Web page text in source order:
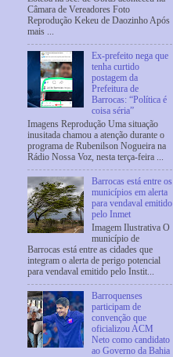
Câmara de Vereadores Foto
Reprodução Kekeu de Daozinho Após
mais ...
Ex-prefeito nega que
tenha curtido
postagem da
Prefeitura de
Barrocas: “Política é
coisa séria”
Imagens Reprodução Uma situação
inusitada chamou a atenção durante o
programa de Rubenilson Nogueira na
Rádio Nossa Voz, nesta terça-feira ...
Barrocas está entre os
municípios em alerta
para vendaval emitido
pelo Inmet
Imagem Ilustrativa O
município de
Barrocas está entre as cidades que
integram o alerta de perigo potencial
para vendaval emitido pelo Instit...
Barroquenses
participam de
convenção que
oficializou ACM
Neto como candidato
ao Governo da Bahia